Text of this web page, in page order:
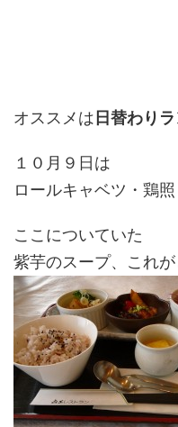
オススメは 日替わり
１０月９日は
ロールキャベツ・鶏
ここについていた
紫芋のスープ、これが